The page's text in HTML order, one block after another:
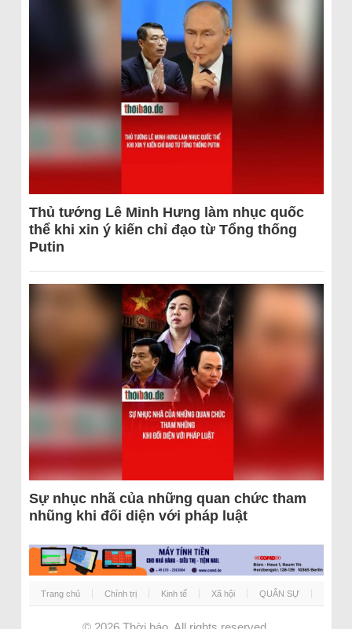
Thủ tướng Lê Minh Hưng làm nhục quốc
thể khi xin ý kiến chỉ đạo từ Tổng thống
Putin
Sự nhục nhã của những quan chức tham
nhũng khi đối diện với pháp luật
Trang chủ Chính trị Kinh tế Xã hội QUÂN SỰ